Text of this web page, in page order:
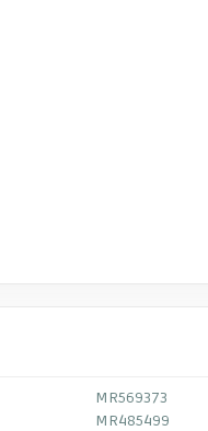
MR569373
MR485499